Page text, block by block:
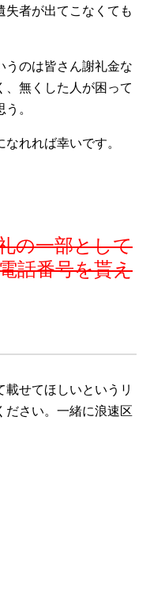
失者が出てこなくても
うのは皆さん謝礼金な
、無くした人が困って
。
れれば幸いです。
の一部として
話番号を貰え
せてほしいというリ
ださい。一緒に浪速区